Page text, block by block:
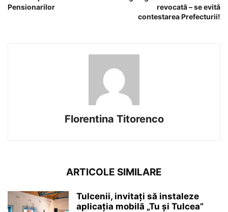
Pensionarilor
revocată – se evită
contestarea Prefecturii!
Florentina Titorenco
ARTICOLE SIMILARE
Tulcenii, invitați să instaleze
aplicația mobilă „Tu și Tulcea”